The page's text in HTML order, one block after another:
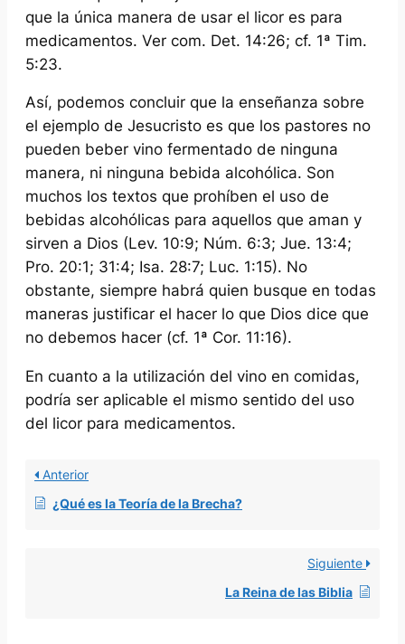
que la única manera de usar el licor es para
medicamentos. Ver com. Det. 14:26; cf. 1ª Tim.
5:23.
Así, podemos concluir que la enseñanza sobre
el ejemplo de Jesucristo es que los pastores no
pueden beber vino fermentado de ninguna
manera, ni ninguna bebida alcohólica. Son
muchos los textos que prohíben el uso de
bebidas alcohólicas para aquellos que aman y
sirven a Dios (Lev. 10:9; Núm. 6:3; Jue. 13:4;
Pro. 20:1; 31:4; Isa. 28:7; Luc. 1:15). No
obstante, siempre habrá quien busque en todas
maneras justificar el hacer lo que Dios dice que
no debemos hacer (cf. 1ª Cor. 11:16).
En cuanto a la utilización del vino en comidas,
podría ser aplicable el mismo sentido del uso
del licor para medicamentos.
Anterior
¿Qué es la Teoría de la Brecha?
Siguiente
La Reina de las Biblia